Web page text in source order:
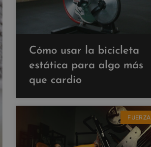
Cómo usar la bicicleta
estática para algo más
que cardio
FUERZA